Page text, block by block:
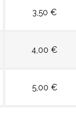
3,50 €
4,00 €
5,00 €